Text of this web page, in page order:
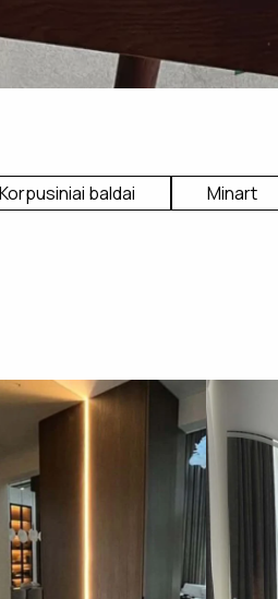
Korpusiniai baldai Minart